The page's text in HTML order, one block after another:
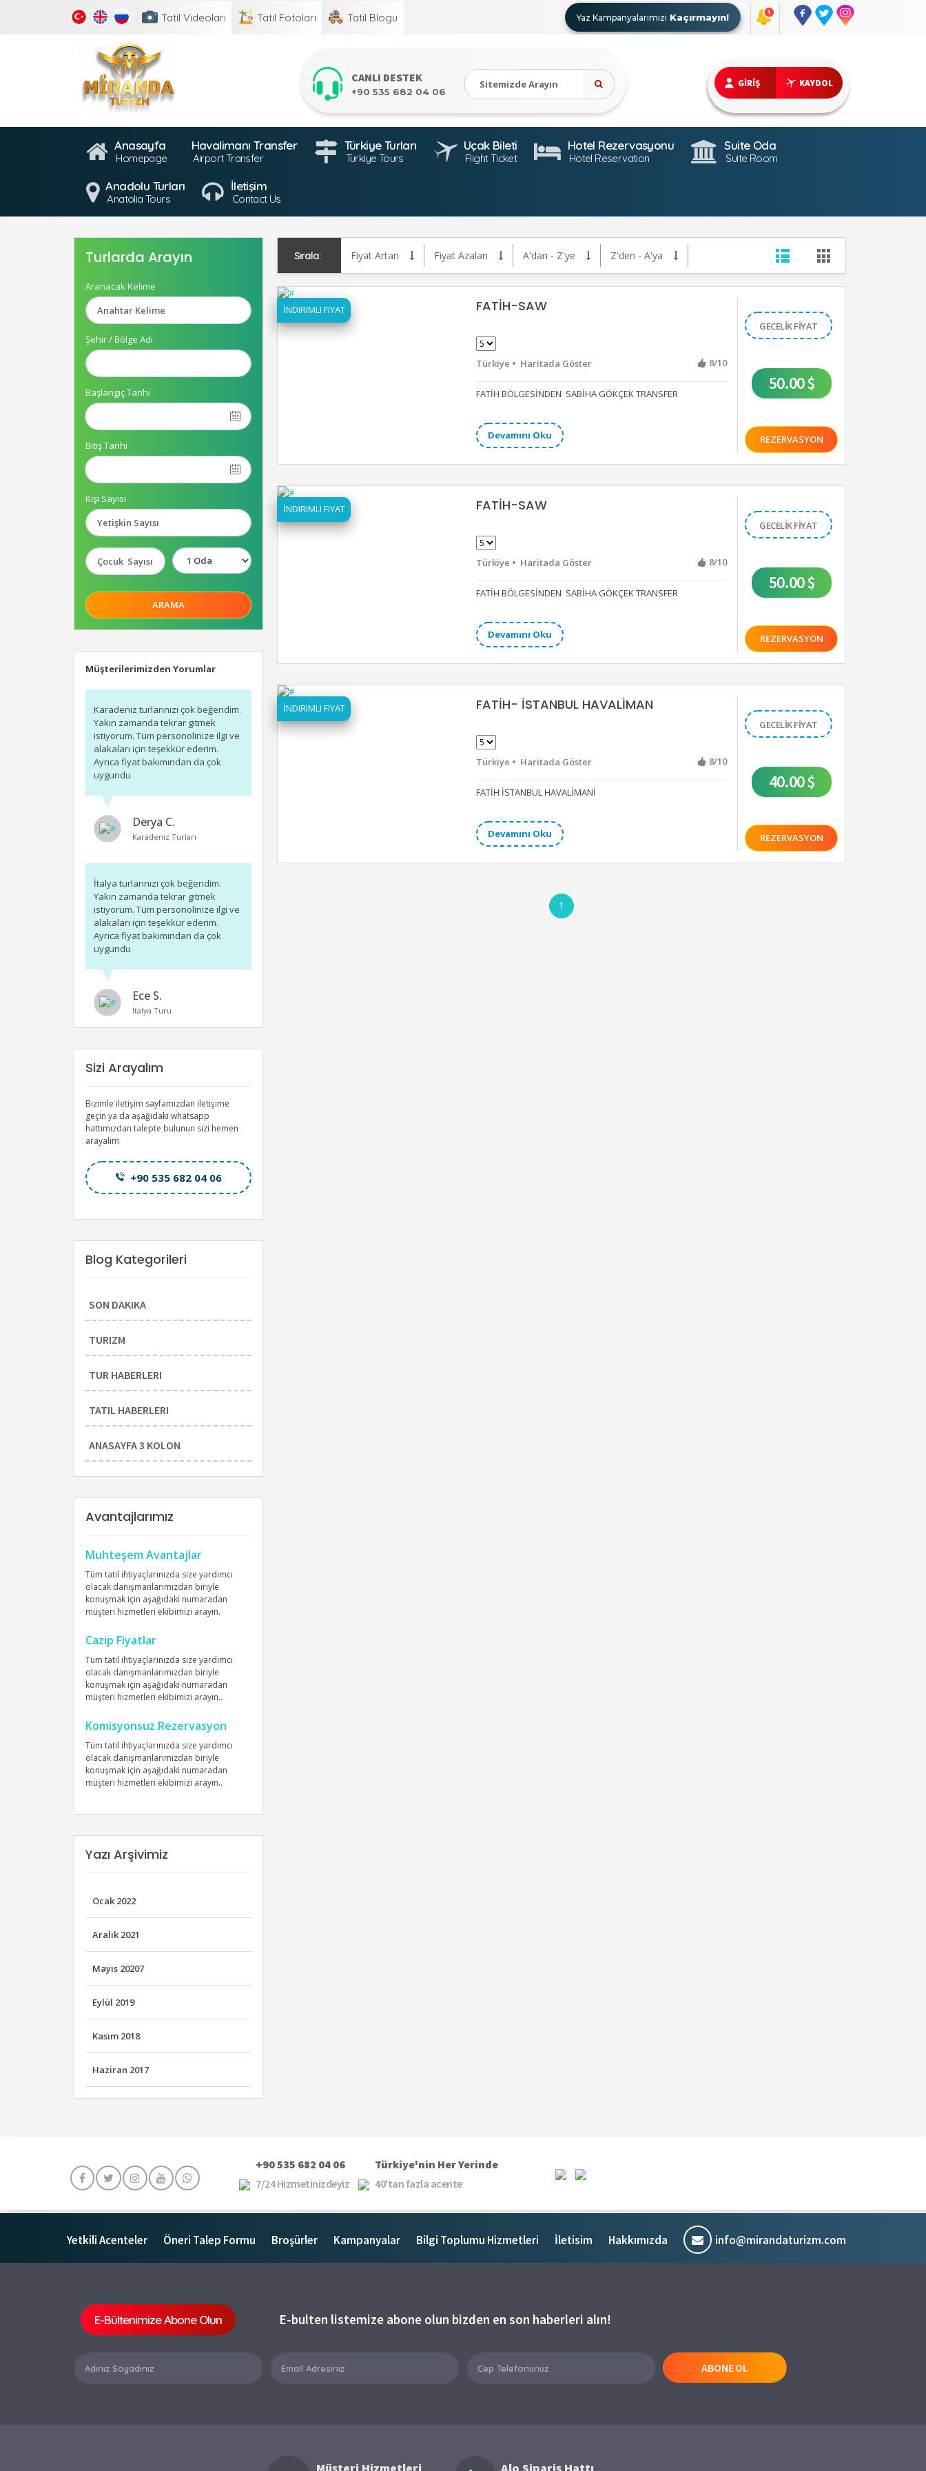
Tatil Videoları Tatil Fotoları Tatil Blogu Yaz Kampanyalarımızı Kaçırmayın!
CANLI DESTEK
+90 535 682 04 06
GİRİŞ KAYDOL
Anasayfa
Homepage
Havalimanı Transfer
Airport Transfer
Türkiye Turları
Türkiye Tours
Uçak Bileti
Flight Ticket
Hotel Rezervasyonu
Hotel Reservation
Suite Oda
Suite Room
Anadolu Turları
Anatolia Tours
İletişim
Contact Us
Turlarda Arayın
Aranacak Kelime
Şehir / Bölge Adı
Başlangıç Tarihi
Bitiş Tarihi
Kişi Sayısı
ARAMA
Müşterilerimizden Yorumlar
Karadeniz turlarınızı çok beğendim.
Yakın zamanda tekrar gitmek
istiyorum. Tüm personolinize ilgi ve
alakaları için teşekkür ederim.
Ayrıca fiyat bakımından da çok
uygundu
Derya C.
Karadeniz Turları
İtalya turlarınızı çok beğendim.
Yakın zamanda tekrar gitmek
istiyorum. Tüm personolinize ilgi ve
alakaları için teşekkür ederim.
Ayrıca fiyat bakımından da çok
uygundu
Ece S.
İtalya Turu
Sizi Arayalım
Bizimle iletişim sayfamızdan iletişime
geçin ya da aşağıdaki whatsapp
hattımızdan talepte bulunun sizi hemen
arayalım
+90 535 682 04 06
Blog Kategorileri
SON DAKIKA
TURIZM
TUR HABERLERI
TATIL HABERLERI
ANASAYFA 3 KOLON
Avantajlarımız
Muhteşem Avantajlar
Tüm tatil ihtiyaçlarınızda size yardımcı
olacak danışmanlarımızdan biriyle
konuşmak için aşağıdaki numaradan
müşteri hizmetleri ekibimizi arayın.
Cazip Fiyatlar
Tüm tatil ihtiyaçlarınızda size yardımcı
olacak danışmanlarımızdan biriyle
konuşmak için aşağıdaki numaradan
müşteri hizmetleri ekibimizi arayın..
Komisyonsuz Rezervasyon
Tüm tatil ihtiyaçlarınızda size yardımcı
olacak danışmanlarımızdan biriyle
konuşmak için aşağıdaki numaradan
müşteri hizmetleri ekibimizi arayın..
Yazı Arşivimiz
Ocak 2022
Aralık 2021
Mayıs 20207
Eylül 2019
Kasım 2018
Haziran 2017
Sırala: Fiyat Artan Fiyat Azalan A'dan - Z'ye Z'den - A'ya
İNDIRIMLI FIYAT FATİH-SAW
Türkiye Haritada Göster 8/10
FATİH BÖLGESİNDEN SABİHA GÖKÇEK TRANSFER
Devamını Oku
GECELİK FİYAT
50.00 $
REZERVASYON
İNDIRIMLI FIYAT FATİH-SAW
Türkiye Haritada Göster 8/10
FATİH BÖLGESİNDEN SABİHA GÖKÇEK TRANSFER
Devamını Oku
GECELİK FİYAT
50.00 $
REZERVASYON
İNDIRIMLI FIYAT FATİH- İSTANBUL HAVALİMAN
Türkiye Haritada Göster 8/10
FATİH İSTANBUL HAVALİMANİ
Devamını Oku
GECELİK FİYAT
40.00 $
REZERVASYON
1
+90 535 682 04 06
7/24 Hizmetinizdeyiz
Türkiye'nin Her Yerinde
40'tan fazla acente
Yetkili Acenteler Öneri Talep Formu Broşürler Kampanyalar Bilgi Toplumu Hizmetleri İletisim Hakkımızda info@mirandaturizm.com
E-Bültenimize Abone Olun E-bulten listemize abone olun bizden en son haberleri alın!
ABONE OL